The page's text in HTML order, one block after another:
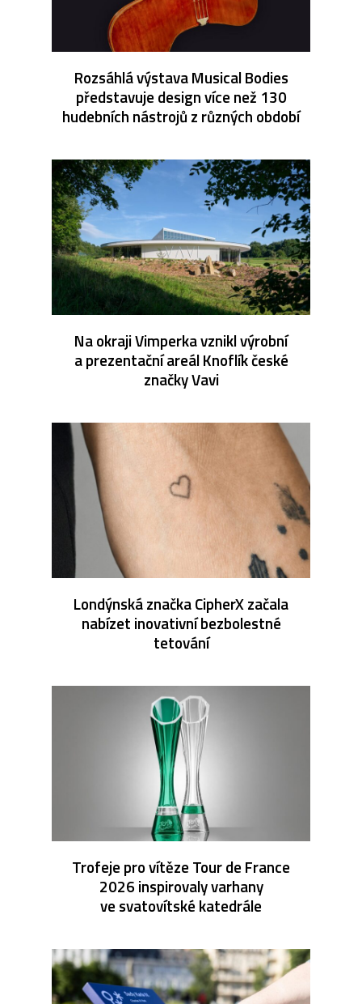
Rozsáhlá výstava Musical Bodies
představuje design více než 130
hudebních nástrojů z různých období
Na okraji Vimperka vznikl výrobní
a prezentační areál Knoflík české
značky Vavi
Londýnská značka CipherX začala
nabízet inovativní bezbolestné
tetování
Trofeje pro vítěze Tour de France
2026 inspirovaly varhany
ve svatovítské katedrále